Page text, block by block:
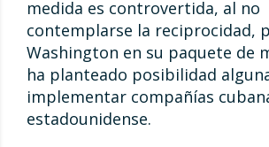
medida es controvertida, al no
contemplarse la reciprocidad,
Washington en su paquete de
ha planteado posibilidad
implementar compañías
estadounidense.